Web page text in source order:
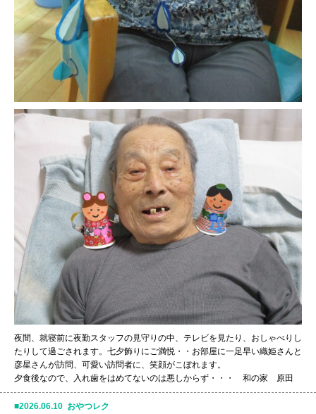
夜間、就寝前に夜勤スタッフの見守りの中、テレビを見たり、おしゃべりし
たりして過ごされます。七夕飾りにご満悦・・お部屋に一足早い織姫さんと
彦星さんが訪問、可愛い訪問者に、笑顔がこぼれます。
夕食後なので、入れ歯をはめてないのは悪しからず・・・ 和の家 原田
2026.06.10 おやつレク